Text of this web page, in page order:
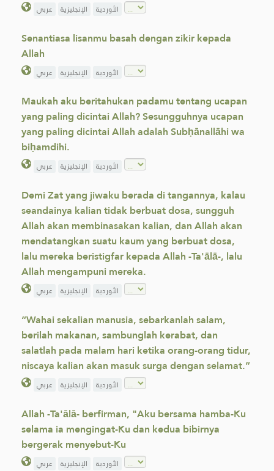
عربي الإنجليزية الأوردية
Senantiasa lisanmu basah dengan zikir kepada
Allah
عربي الإنجليزية الأوردية
Maukah aku beritahukan padamu tentang ucapan
yang paling dicintai Allah? Sesungguhnya ucapan
yang paling dicintai Allah adalah Subḥānallāhi wa
biḥamdihi.
عربي الإنجليزية الأوردية
Demi Zat yang jiwaku berada di tangannya, kalau
seandainya kalian tidak berbuat dosa, ‎sungguh
Allah akan membinasakan kalian, dan Allah akan
mendatangkan suatu kaum ‎yang berbuat dosa,
lalu mereka beristigfar kepada Allah -Ta'ālā-, lalu
Allah mengampuni ‎mereka.‎
عربي الإنجليزية الأوردية
“Wahai sekalian manusia, sebarkanlah salam,
berilah makanan, sambunglah kerabat, dan
salatlah pada malam hari ketika orang-orang tidur,
niscaya kalian akan masuk surga dengan selamat.”
عربي الإنجليزية الأوردية
Allah -Ta'ālā- berfirman, "Aku bersama hamba-Ku
selama ia mengingat-Ku dan kedua bibirnya
bergerak menyebut-Ku
عربي الإنجليزية الأوردية